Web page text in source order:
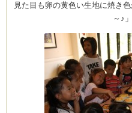
見た目も卵の黄色い生地に焼き
～♪